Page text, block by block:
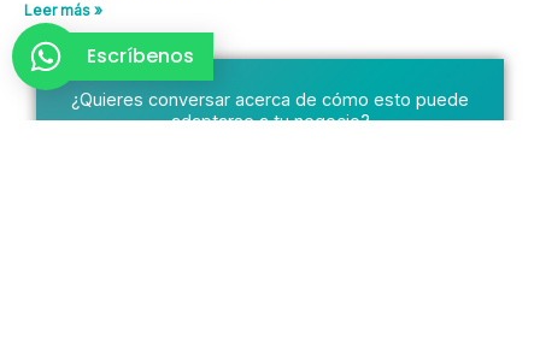
Leer más »
¿Quieres conversar acerca de cómo esto puede
adaptarse a tu negocio?
Escríbenos